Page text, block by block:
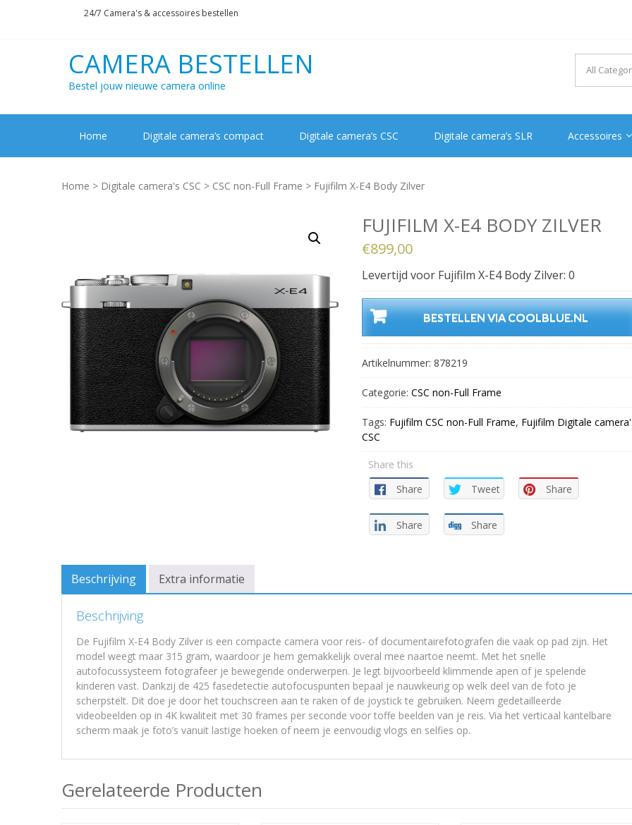
24/7 Camera's & accessoires bestellen
CAMERA BESTELLEN
Bestel jouw nieuwe camera online
Home Digitale camera’s compact Digitale camera’s CSC Digitale camera’s SLR Accessoires
Home > Digitale camera's CSC > CSC non-Full Frame > Fujifilm X-E4 Body Zilver
FUJIFILM X-E4 BODY ZILVER
€899,00
Levertijd voor Fujifilm X-E4 Body Zilver: 0
BESTELLEN VIA COOLBLUE.NL
Artikelnummer: 878219
Categorie: CSC non-Full Frame
Tags: Fujifilm CSC non-Full Frame, Fujifilm Digitale
CSC
Share this
Share
Tweet Share
Share Share
Beschrijving Extra informatie
Beschrijving
De Fujifilm X-E4 Body Zilver is een compacte camera voor reis- of documentairefotografen die vaak op pad zijn. Het
model weegt maar 315 gram, waardoor je hem gemakkelijk overal mee naartoe neemt. Met het snelle
autofocussysteem fotografeer je bewegende onderwerpen. Je legt bijvoorbeeld klimmende apen of je spelende
kinderen vast. Dankzij de 425 fasedetectie autofocuspunten bepaal je nauwkeurig op welk deel van de foto je
scherpstelt. Dit doe je door het touchscreen aan te raken of de joystick te gebruiken. Neem gedetailleerde
videobeelden op in 4K kwaliteit met 30 frames per seconde voor toffe beelden van je reis. Via het verticaal kantelbare
scherm maak je foto’s vanuit lastige hoeken of neem je eenvoudig vlogs en selfies op.
Gerelateerde Producten